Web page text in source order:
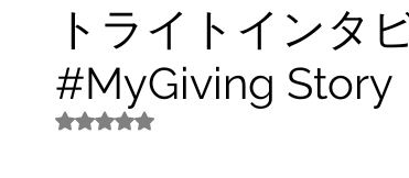
パートナー/スポンサー キャリア
トライトインタ
#MyGiving Story
5つ星のうちNaNと評価されています。